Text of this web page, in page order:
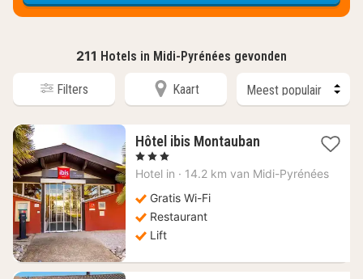
211 Hotels in Midi-Pyrénées gevonden
Filters Kaart
Hôtel ibis Montauban1
vanaf
72,46
, 3 Sterren
Hotel in · 14.2 km van Midi-Pyrénées
Gratis Wi-Fi
Restaurant
Lift